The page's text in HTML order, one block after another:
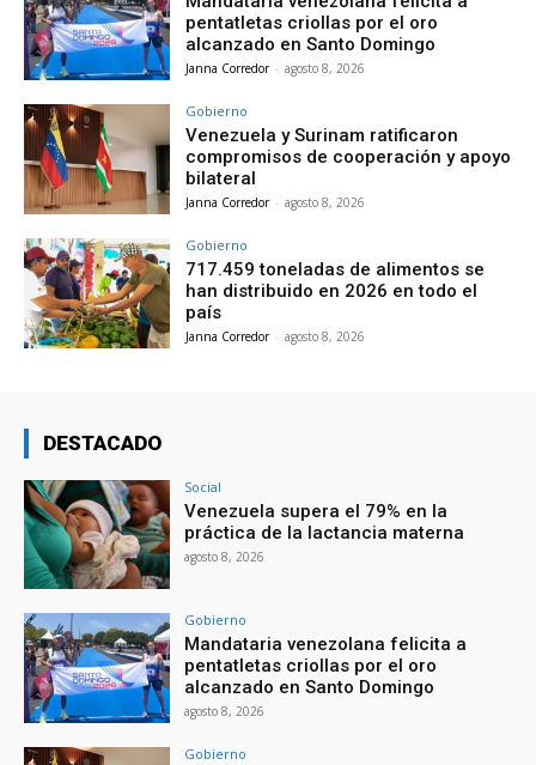
pentatletas criollas por el oro
alcanzado en Santo Domingo
Janna Corredor - agosto 8, 2026
Gobierno
Venezuela y Surinam ratificaron
compromisos de cooperación y apoyo
bilateral
Janna Corredor - agosto 8, 2026
Gobierno
717.459 toneladas de alimentos se
han distribuido en 2026 en todo el
país
Janna Corredor - agosto 8, 2026
DESTACADO
Social
Venezuela supera el 79% en la
práctica de la lactancia materna
agosto 8, 2026
Gobierno
Mandataria venezolana felicita a
pentatletas criollas por el oro
alcanzado en Santo Domingo
agosto 8, 2026
Gobierno